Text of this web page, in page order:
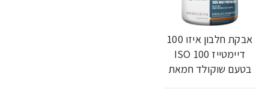
-21%
אבקת חלבון איזו 100
דיימטייז ISO 100
בטעם שוקולד חמאת